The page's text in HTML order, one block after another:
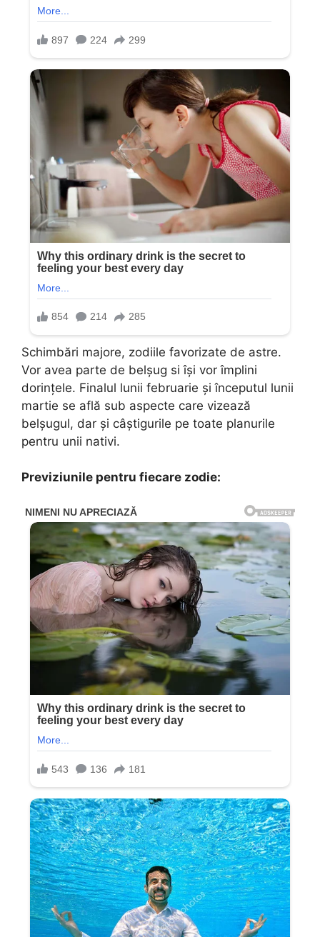
Schimbări majore, zodiile favorizate de astre.
Vor avea parte de belșug si își vor împlini
dorințele. Finalul lunii februarie și începutul lunii
martie se află sub aspecte care vizează
belșugul, dar și câștigurile pe toate planurile
pentru unii nativi.
Previziunile pentru fiecare zodie: